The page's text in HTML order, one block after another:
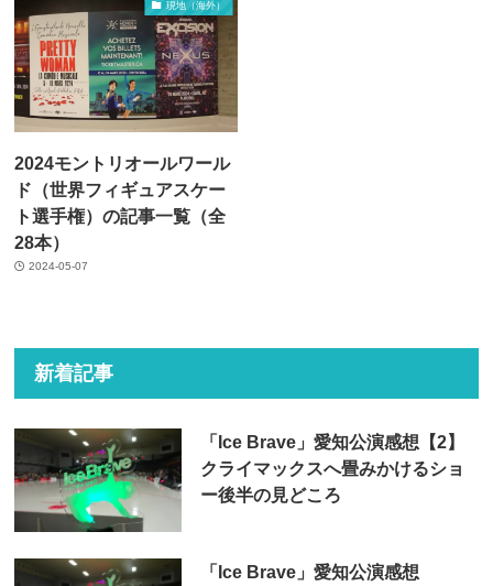
現地（海外）
2024モントリオールワール
ド（世界フィギュアスケー
ト選手権）の記事一覧（全
28本）
2024-05-07
新着記事
「Ice Brave」愛知公演感想【2】
クライマックスへ畳みかけるショ
ー後半の見どころ
「Ice Brave」愛知公演感想